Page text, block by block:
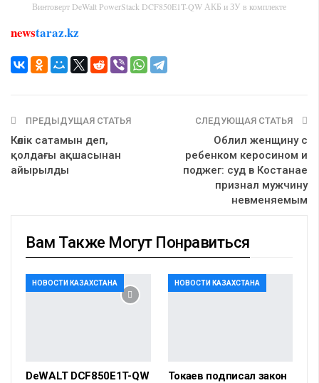
Винтоверт DeWalt PowerStack DCF850E1T-QW АКБ и ЗУ в комплекте
newstaraz.kz
ПРЕДЫДУЩАЯ СТАТЬЯ
Көлік сатамын деп,
қолдағы ақшасынан
айырылды
СЛЕДУЮЩАЯ СТАТЬЯ
Облил женщину с
ребенком керосином и
поджег: суд в Костанае
признал мужчину
невменяемым
Вам Также Могут Понравиться
НОВОСТИ КАЗАХСТАНА
DeWALT DCF850E1T-QW
НОВОСТИ КАЗАХСТАНА
Токаев подписал закон